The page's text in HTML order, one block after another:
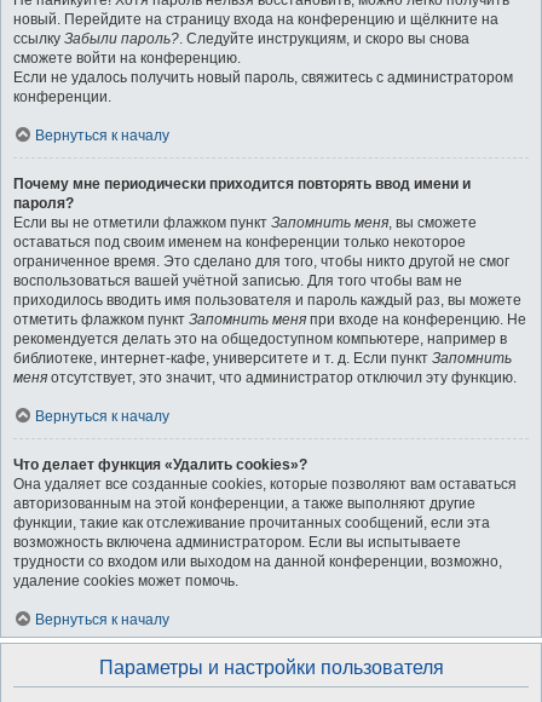
новый. Перейдите на страницу входа на конференцию и щёлкните на
ссылку Забыли пароль?. Следуйте инструкциям, и скоро вы снова
сможете войти на конференцию.
Если не удалось получить новый пароль, свяжитесь с администратором
конференции.
Вернуться к началу
Почему мне периодически приходится повторять ввод имени и
пароля?
Если вы не отметили флажком пункт Запомнить меня, вы сможете
оставаться под своим именем на конференции только некоторое
ограниченное время. Это сделано для того, чтобы никто другой не смог
воспользоваться вашей учётной записью. Для того чтобы вам не
приходилось вводить имя пользователя и пароль каждый раз, вы можете
отметить флажком пункт Запомнить меня при входе на конференцию. Не
рекомендуется делать это на общедоступном компьютере, например в
библиотеке, интернет-кафе, университете и т. д. Если пункт Запомнить
меня отсутствует, это значит, что администратор отключил эту функцию.
Вернуться к началу
Что делает функция «Удалить cookies»?
Она удаляет все созданные cookies, которые позволяют вам оставаться
авторизованным на этой конференции, а также выполняют другие
функции, такие как отслеживание прочитанных сообщений, если эта
возможность включена администратором. Если вы испытываете
трудности со входом или выходом на данной конференции, возможно,
удаление cookies может помочь.
Вернуться к началу
Параметры и настройки пользователя